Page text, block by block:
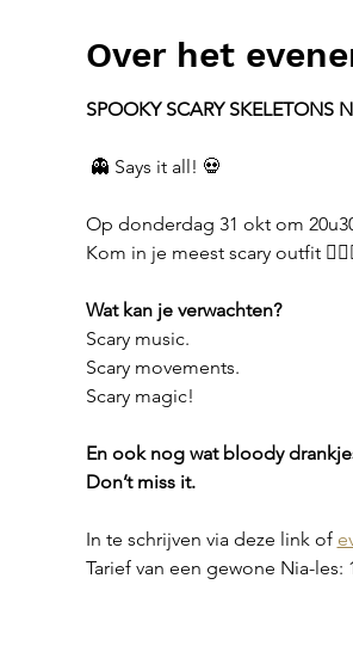
Over het
SPOOKY SCARY SKELETONS
👻 Says it all! 💀
Op donderdag 31 okt om
Kom in je meest scary outfit
Wat kan je verwachten?
Scary music.
Scary movements.
Scary magic!
En ook nog wat bloody
Don’t miss it.
In te schrijven via deze link of
Tarief van een gewone Nia-